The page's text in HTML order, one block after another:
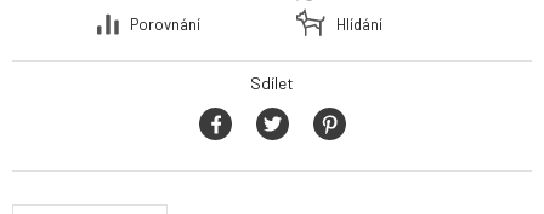
Porovnání
Hlídání
Sdílet